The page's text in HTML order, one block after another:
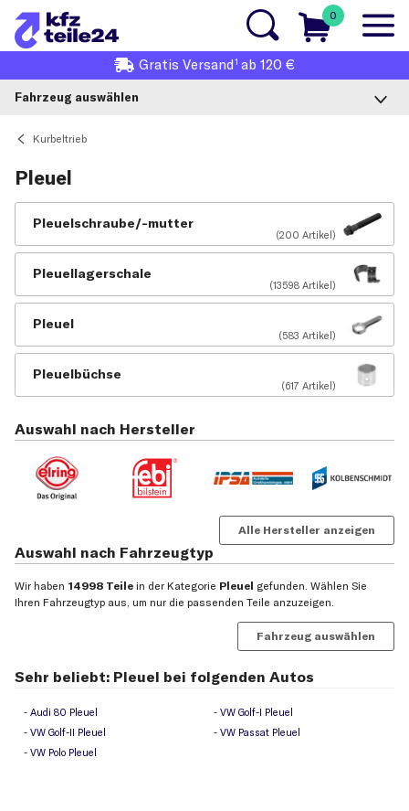
0
Gratis Versand1 ab 120 €
Fahrzeug auswählen
Kurbeltrieb
Pleuel
Pleuelschraube/-mutter
(200 Artikel)
Pleuellagerschale
(13598 Artikel)
Pleuel
(583 Artikel)
Pleuelbüchse
(617 Artikel)
Auswahl nach Hersteller
Alle Hersteller anzeigen
Auswahl nach Fahrzeugtyp
Wir haben 14998 Teile in der Kategorie Pleuel gefunden. Wählen Sie
Ihren Fahrzeugtyp aus, um nur die passenden Teile anzuzeigen.
Fahrzeug auswählen
Sehr beliebt: Pleuel bei folgenden Autos
Audi 80 Pleuel
VW Golf-I Pleuel
VW Golf-II Pleuel
VW Passat Pleuel
VW Polo Pleuel